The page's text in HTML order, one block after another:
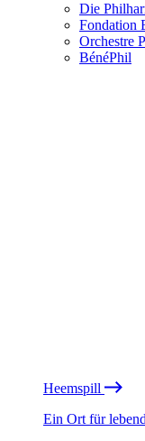
Die
Fondation
Orchestre
BénéPhil
Heemspill
Ein Ort für